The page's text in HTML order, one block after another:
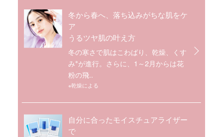
冬から春へ、落ち込みがちな肌をケ
ア
うるツヤ肌の叶え方
冬の寒さで肌はこわばり、乾燥、くす
み※が進行。さらに、1～2月からは花
粉の飛..
※乾燥による
自分に合ったモイスチュアライザー
で